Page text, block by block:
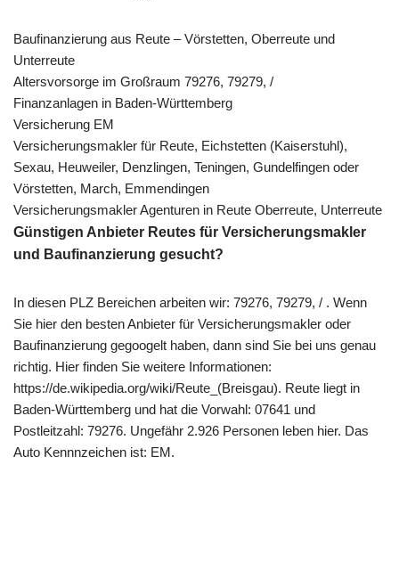
Baufinanzierung aus Reute – Vörstetten, Oberreute und
Unterreute
Altersvorsorge im Großraum 79276, 79279, /
Finanzanlagen in Baden-Württemberg
Versicherung EM
Versicherungsmakler für Reute, Eichstetten (Kaiserstuhl),
Sexau, Heuweiler, Denzlingen, Teningen, Gundelfingen oder
Vörstetten, March, Emmendingen
Versicherungsmakler Agenturen in Reute Oberreute, Unterreute
Günstigen Anbieter Reutes für Versicherungsmakler
und Baufinanzierung gesucht?
In diesen PLZ Bereichen arbeiten wir: 79276, 79279, / . Wenn
Sie hier den besten Anbieter für Versicherungsmakler oder
Baufinanzierung gegoogelt haben, dann sind Sie bei uns genau
richtig. Hier finden Sie weitere Informationen:
https://de.wikipedia.org/wiki/Reute_(Breisgau). Reute liegt in
Baden-Württemberg und hat die Vorwahl: 07641 und
Postleitzahl: 79276. Ungefähr 2.926 Personen leben hier. Das
Auto Kennnzeichen ist: EM.